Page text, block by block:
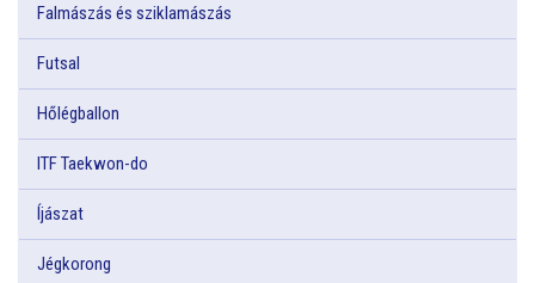
Falmászás és sziklamászás
Futsal
Hőlégballon
ITF Taekwon-do
Íjászat
Jégkorong